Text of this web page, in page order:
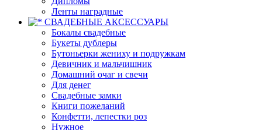
Ленты наградные
СВАДЕБНЫЕ АКСЕССУАРЫ
Бокалы свадебные
Букеты дублеры
Бутоньерки жениху и подружкам
Девичник и мальчишник
Домашний очаг и свечи
Для денег
Свадебные замки
Книги пожеланий
Конфетти, лепестки роз
Нужное